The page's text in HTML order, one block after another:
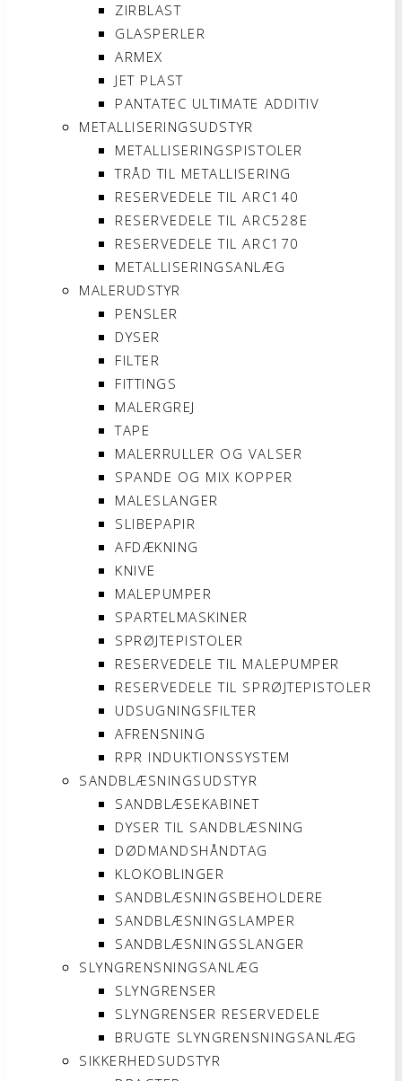
ZIRBLAST
GLASPERLER
ARMEX
JET PLAST
PANTATEC ULTIMATE ADDITIV
METALLISERINGSUDSTYR
METALLISERINGSPISTOLER
TRÅD TIL METALLISERING
RESERVEDELE TIL ARC140
RESERVEDELE TIL ARC528E
RESERVEDELE TIL ARC170
METALLISERINGSANLÆG
MALERUDSTYR
PENSLER
DYSER
FILTER
FITTINGS
MALERGREJ
TAPE
MALERRULLER OG VALSER
SPANDE OG MIX KOPPER
MALESLANGER
SLIBEPAPIR
AFDÆKNING
KNIVE
MALEPUMPER
SPARTELMASKINER
SPRØJTEPISTOLER
RESERVEDELE TIL MALEPUMPER
RESERVEDELE TIL SPRØJTEPISTOLER
UDSUGNINGSFILTER
AFRENSNING
RPR INDUKTIONSSYSTEM
SANDBLÆSNINGSUDSTYR
SANDBLÆSEKABINET
DYSER TIL SANDBLÆSNING
DØDMANDSHÅNDTAG
KLOKOBLINGER
SANDBLÆSNINGSBEHOLDERE
SANDBLÆSNINGSLAMPER
SANDBLÆSNINGSSLANGER
SLYNGRENSNINGSANLÆG
SLYNGRENSER
SLYNGRENSER RESERVEDELE
BRUGTE SLYNGRENSNINGSANLÆG
SIKKERHEDSUDSTYR